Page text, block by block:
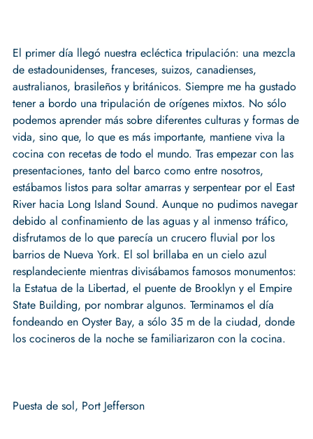
El primer día llegó nuestra ecléctica tripulación: una mezcla
de estadounidenses, franceses, suizos, canadienses,
australianos, brasileños y británicos. Siempre me ha gustado
tener a bordo una tripulación de orígenes mixtos. No sólo
podemos aprender más sobre diferentes culturas y formas de
vida, sino que, lo que es más importante, mantiene viva la
cocina con recetas de todo el mundo. Tras empezar con las
presentaciones, tanto del barco como entre nosotros,
estábamos listos para soltar amarras y serpentear por el East
River hacia Long Island Sound. Aunque no pudimos navegar
debido al confinamiento de las aguas y al inmenso tráfico,
disfrutamos de lo que parecía un crucero fluvial por los
barrios de Nueva York. El sol brillaba en un cielo azul
resplandeciente mientras divisábamos famosos monumentos:
la Estatua de la Libertad, el puente de Brooklyn y el Empire
State Building, por nombrar algunos. Terminamos el día
fondeando en Oyster Bay, a sólo 35 m de la ciudad, donde
los cocineros de la noche se familiarizaron con la cocina.
Puesta de sol, Port Jefferson